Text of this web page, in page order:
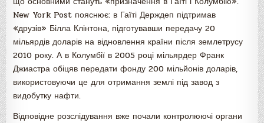
New York Post пояснює: в Гаїті Держдеп підтримав
«друзів» Білла Клінтона, підготувавши передачу 20
мільярдів доларів на відновлення країни після землетрусу
2010 року. А в Колумбії в 2005 році мільярдер Франк
Джиастра обіцяв передати фонду 200 мільйонів доларів,
використовуючи це для отримання землі під завод з
видобутку нафти.
Відповідне розслідування вже почали контролюючі органи